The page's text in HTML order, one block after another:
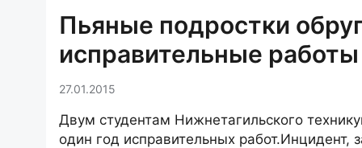
Пьяные подростки
исправительные работы
27.01.2015
Двум студентам Нижнетагильского
один год исправительных работ.Инцидент,